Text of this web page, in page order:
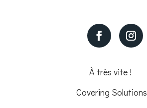
À très vite !
Covering Solutions